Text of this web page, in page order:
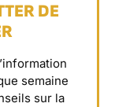
DE
semaine
sur la